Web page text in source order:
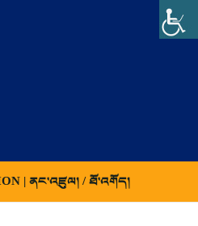
| ནང་འཛུལ། / ཐོ་འགོད།